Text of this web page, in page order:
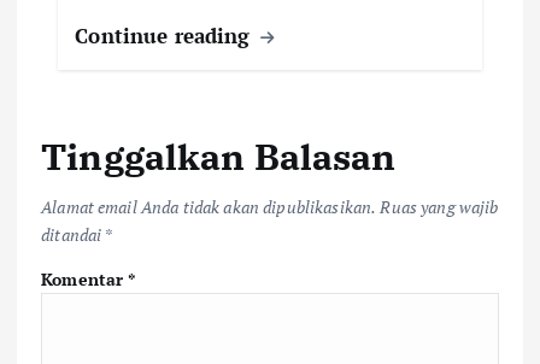
Continue reading
Tinggalkan Balasan
Alamat email Anda tidak akan dipublikasikan. Ruas yang wajib
ditandai *
Komentar*